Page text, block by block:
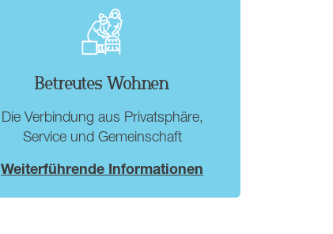
Betreutes Wohnen
Die Verbindung aus Privatsphäre,
Service und Gemeinschaft
Weiterführende Informationen